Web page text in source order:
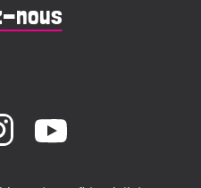
nous